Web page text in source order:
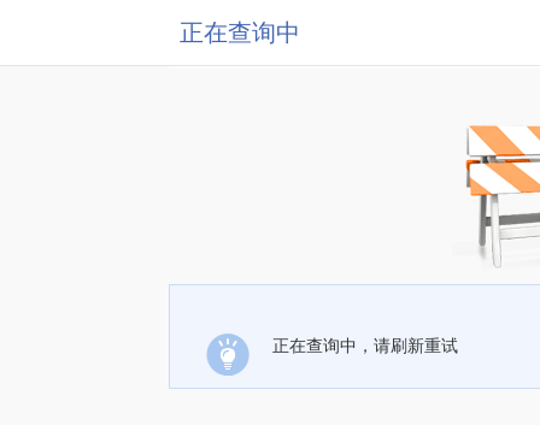
正在查询中
正在查询中，请刷新重试